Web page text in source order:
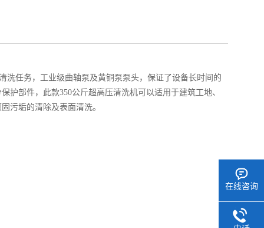
洗任务，工业级曲轴泵及黄铜泵泵头，保证了设备长时间的
护部件，此款350公斤超高压清洗机可以适用于建筑工地、
污垢的清除及表面清洗。
在线咨询